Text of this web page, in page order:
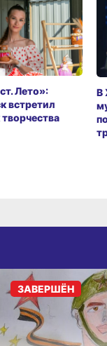
Лето»:
встретил
В
ЗАВЕРШЁН